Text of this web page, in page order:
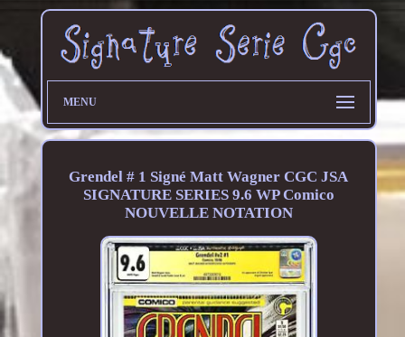
MENU
Grendel # 1 Signé Matt Wagner CGC JSA
SIGNATURE SERIES 9.6 WP Comico
NOUVELLE NOTATION